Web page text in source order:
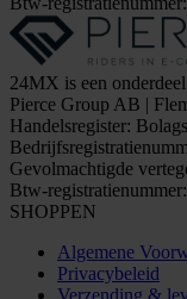
24MX is een
Pierce Group AB |
Handelsregister:
Gevolmachtigde
Btw-
SHOPPEN
Algemene
Privacybeleid
Verzending &